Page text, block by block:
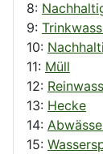
8:
9:
10:
11: Müll
12:
13: Hecke
14:
15: